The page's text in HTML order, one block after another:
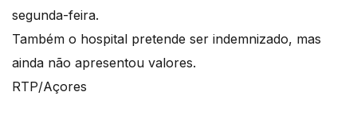
segunda-feira.
Também o hospital pretende ser indemnizado, mas
ainda não apresentou valores.
RTP/Açores